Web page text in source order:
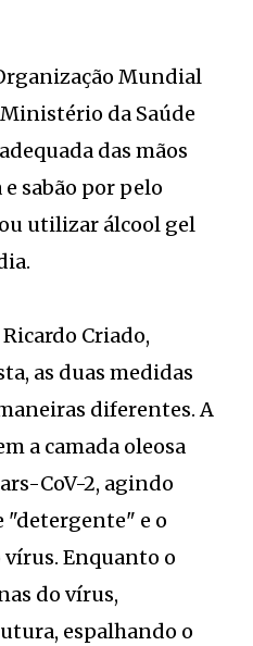
Mundial
Ministério da Saúde
das mãos
sabão por pelo
utilizar álcool gel
Criado,
as duas medidas
diferentes. A
a camada oleosa
CoV-2, agindo
"detergente" e o
Enquanto o
do vírus,
espalhando o